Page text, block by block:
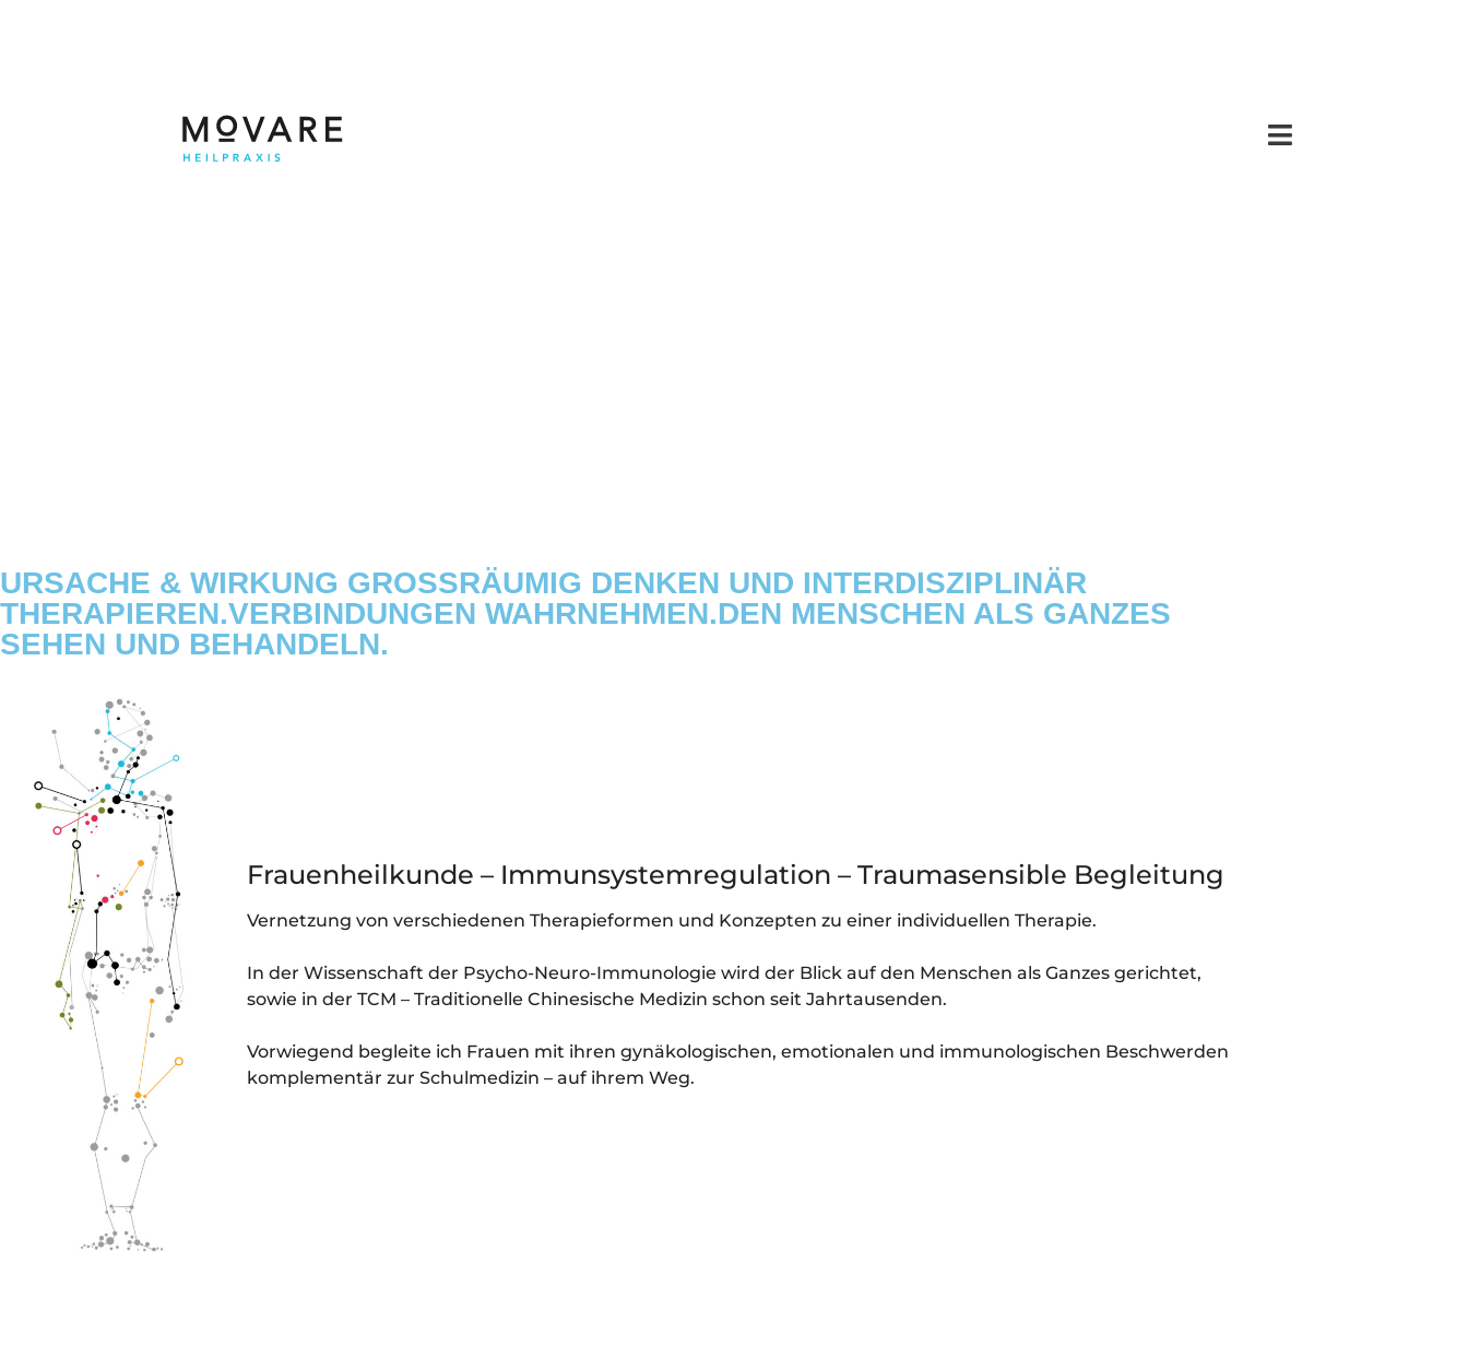
URSACHE & WIRKUNG GROSSRÄUMIG DENKEN UND INTERDISZIPLINÄR T
HERAPIEREN.VERBINDUNGEN WAHRNEHMEN.DEN MENSCHEN ALS GANZES S
EHEN UND BEHANDELN.​
Frauenheilkunde – Immunsystemregulation – Traumasensible Begleitung
Vernetzung von verschiedenen Therapieformen und Konzepten zu einer individuellen Therapie.
In der Wissenschaft der Psycho-Neuro-Immunologie wird der Blick auf den Menschen als Ganzes gerichtet,
sowie in der TCM – Traditionelle Chinesische Medizin schon seit Jahrtausenden.
Vorwiegend begleite ich Frauen mit ihren gynäkologischen, emotionalen und immunologischen Beschwerden
komplementär zur Schulmedizin – auf ihrem Weg.